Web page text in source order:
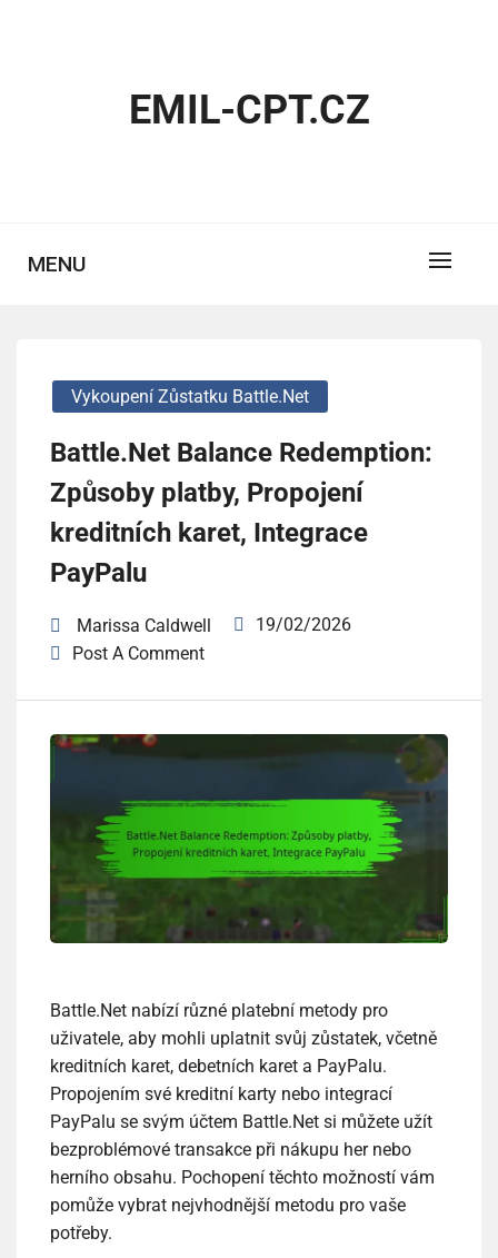
EMIL-CPT.CZ
MENU
Vykoupení Zůstatku Battle.net
Battle.Net Balance Redemption:
Způsoby platby, Propojení
kreditních karet, Integrace
PayPalu
Marissa Caldwell
19/02/2026
Post A Comment
Battle.Net nabízí různé platební metody pro
uživatele, aby mohli uplatnit svůj zůstatek, včetně
kreditních karet, debetních karet a PayPalu.
Propojením své kreditní karty nebo integrací
PayPalu se svým účtem Battle.Net si můžete užít
bezproblémové transakce při nákupu her nebo
herního obsahu. Pochopení těchto možností vám
pomůže vybrat nejvhodnější metodu pro vaše
potřeby.